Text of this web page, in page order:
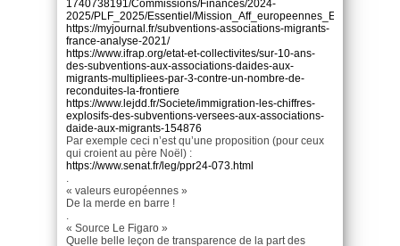
1740738191/Commissions/Finances/2024-
2025/PLF_2025/Essentiel/
https://myjournal.fr/subventions-associations-migrants-
france-analyse-2021/
https://www.ifrap.org/etat-et-collectivites/sur-10-ans-
des-subventions-aux-associations-daides-aux-
migrants-multipliees-par-3-contre-un-nombre-de-
reconduites-la-frontiere
https://www.lejdd.fr/Societe/immigration-les-chiffres-
explosifs-des-subventions-versees-aux-associations-
daide-aux-migrants-154876
Par exemple ceci n’est qu’une proposition (pour ceux
qui croient au père Noël) :
https://www.senat.fr/leg/ppr24-073.html
.
« valeurs européennes »
De la merde en barre !
.
« Source Le Figaro »
Quelle belle leçon de transparence de la part des